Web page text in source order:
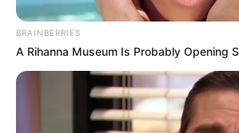
BRAINBERRIES
A Rihanna Museum Is Probably Opening